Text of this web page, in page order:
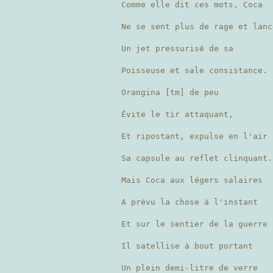
Comme elle dit ces mots, Coca
Ne se sent plus de rage et
Un jet pressurisé de sa
Poisseuse et sale consistance.
Orangina [tm] de peu
Évite le tir attaquant,
Et ripostant, expulse en l'air
Sa capsule au reflet clinquant.
Mais Coca aux légers salaires
A prévu la chose à l'instant
Et sur le sentier de la guerre
Il satellise à bout portant
Un plein demi-litre de verre